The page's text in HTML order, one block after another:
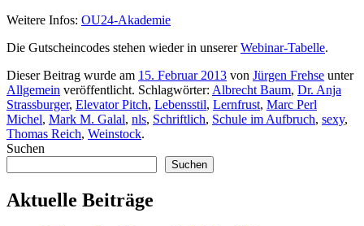
Weitere Infos: OU24-Akademie
Die Gutscheincodes stehen wieder in unsererWebinar-Tabelle.
Dieser Beitrag wurde am 15. Februar 2013 von Jürgen Frehse unter
Allgemein veröffentlicht. Schlagwörter: Albrecht Baum, Dr. Anja
Strassburger, Elevator Pitch, Lebensstil, Lernfrust, Marc Perl
Michel, Mark M. Galal, nls, Schriftlich, Schule im Aufbruch, sexy,
Thomas Reich, Weinstock.
Suchen
Suchen
Aktuelle Beiträge